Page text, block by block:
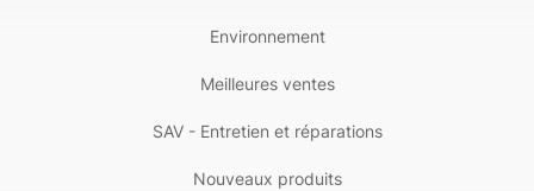
Environnement
Meilleures ventes
SAV - Entretien et réparations
Nouveaux produits